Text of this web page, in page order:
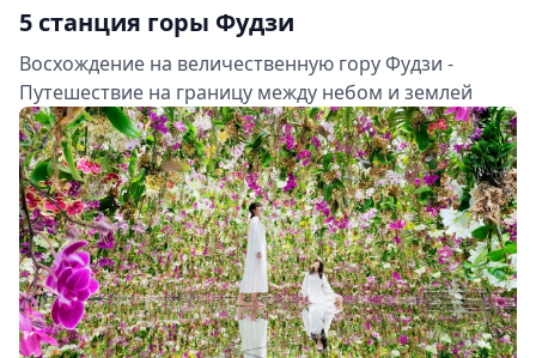
5 станция горы Фудзи
Восхождение на величественную гору Фудзи -
Путешествие на границу между небом и землей